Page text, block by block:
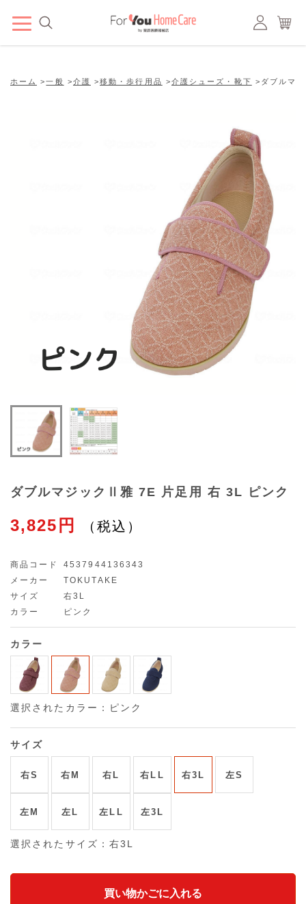
ホーム >一般 >介護 >移動・歩行用品 >介護シューズ・靴下 > ダブルマ
ダブルマジックⅡ雅 7E 片足用 右 3L ピンク
3,825円
商品コード
4537944136343
メーカー
TOKUTAKE
サイズ
右3L
カラー
ピンク
カラー
選択されたカラー：ピンク
サイズ
右S 右M 右L 右LL 右3L 左S
左M 左L 左LL 左3L
選択されたサイズ：右3L